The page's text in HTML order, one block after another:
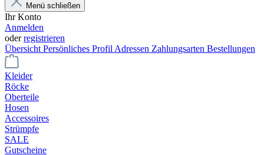
Menü schließen
Ihr Konto
Anmelden
oderregistrieren
Übersicht Persönliches Profil Adressen Zahlungsarten Bestellungen
Kleider
Röcke
Oberteile
Hosen
Accessoires
Strümpfe
SALE
Gutscheine